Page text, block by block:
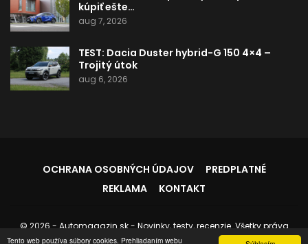
Tento web používa súbory cookies. Prehliadaním webu
kúpiť ešte…
aug 7, 2026
TEST: Dacia Duster hybrid-G 150 4×4 –
Trojitý útok
aug 6, 2026
OCHRANA OSOBNÝCH ÚDAJOV
PREDPLATNÉ
REKLAMA
KONTAKT
© 2026 - Automagazin.sk - Novinky, testy, recenzie. Všetky práva
vyhradené.